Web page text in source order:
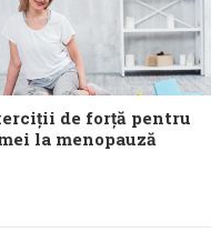
de forță pentru
la menopauză